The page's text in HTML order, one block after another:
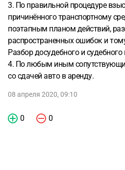
3. По правильной процедуре
причинённого транспортному
поэтапным планом действий,
распространенных ошибок и
Разбор досудебного и
4. По любым иным
со сдачей авто в аренду.
08 апреля 2020, 09:10
0 0